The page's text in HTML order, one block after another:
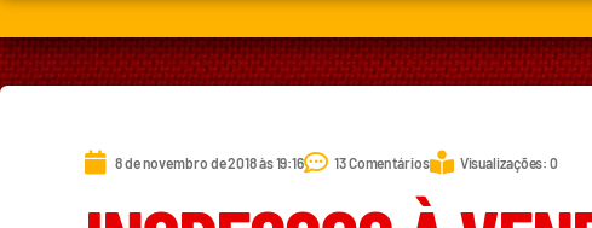
8 de novembro de 2018 às 19:16 13 Comentários Visualizações: 0